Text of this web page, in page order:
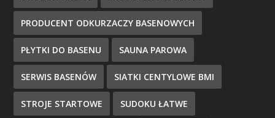
PRODUCENT ODKURZACZY BASENOWYCH
PŁYTKI DO BASENU SAUNA PAROWA
SERWIS BASENÓW SIATKI CENTYLOWE BMI
STROJE STARTOWE SUDOKU ŁATWE